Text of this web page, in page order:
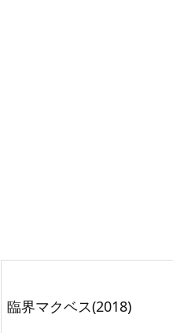
臨界マクベス(2018)